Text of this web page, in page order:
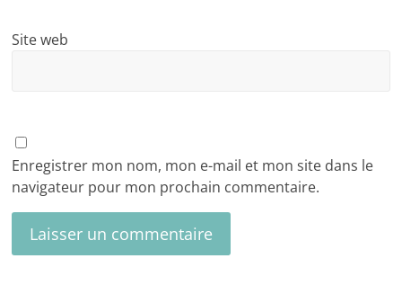
Site web
Enregistrer mon nom, mon e-mail et mon site dans le
navigateur pour mon prochain commentaire.